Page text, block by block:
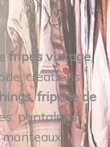
fripes vintage,
créations
friperie de
pantalons,